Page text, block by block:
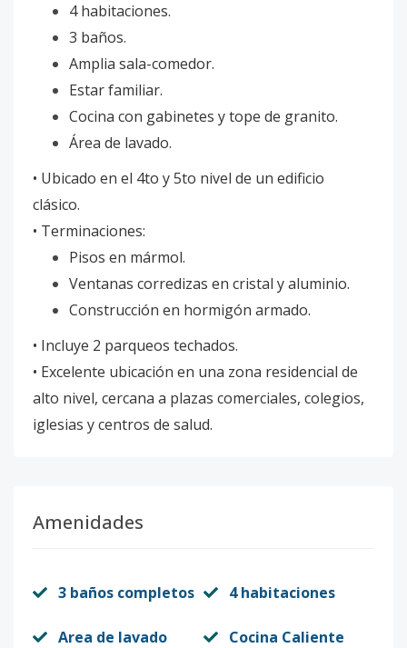
4 habitaciones.
3 baños.
Amplia sala-comedor.
Estar familiar.
Cocina con gabinetes y tope de granito.
Área de lavado.
• Ubicado en el 4to y 5to nivel de un edificio
clásico.
• Terminaciones:
Pisos en mármol.
Ventanas corredizas en cristal y aluminio.
Construcción en hormigón armado.
• Incluye 2 parqueos techados.
• Excelente ubicación en una zona residencial de
alto nivel, cercana a plazas comerciales, colegios,
iglesias y centros de salud.
Amenidades
3 baños completos 4 habitaciones
Area de lavado Cocina Caliente